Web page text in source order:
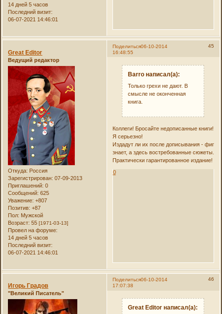
14 дней 5 часов
Последний визит:
06-07-2021 14:46:01
Поделиться 45
06-10-2014
16:48:55
Great Editor
Ведущий редактор
Откуда: Россия
Зарегистрирован: 07-09-2013
Приглашений: 0
Сообщений: 625
Уважение: +807
Позитив: +87
Пол: Мужской
Возраст: 55[1971-03-13]
Провел на форуме:
14 дней 5 часов
Последний визит:
06-07-2021 14:46:01
Barro написал(а):
Только грехи не дают. В
смысле не оконченная
книга.
Коллеги! Бросайте недописанные книги!
Я серьезно!
Издадут ли их после дописывания - фиг
знает, а здесь востребованные сюжеты.
Практически гарантированное издание!
0
Поделиться 46
06-10-2014
17:07:38
Игорь Градов
"Великий Писатель"
Great Editor написал(а):